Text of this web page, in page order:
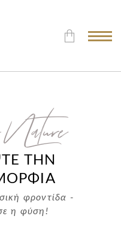
Nature
ΤΗΝ
φροντίδα -
η φύση!